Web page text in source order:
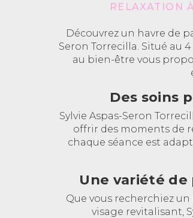
RELAXATION
Découvrez un havre de
Seron Torrecilla. Situé au
au bien-être vous
Des soins
Sylvie Aspas-Seron
offrir des moments de
chaque séance est
Une variété
Que vous recherchiez
visage revitalisant,